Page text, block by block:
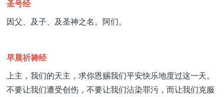
教会圣月
圣号经
因父、及子、及圣神之名。阿们。
早晨祈祷经
上主，我们的天主，求你恩赐我们平安快乐地度过这一天。
不要让我们遭受创伤，不要让我们沾染罪污，而让我们克服